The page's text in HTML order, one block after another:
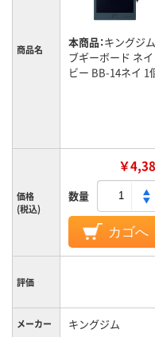
商品名 本商品：キングジム
ブギーボード ネイ
ビー BB-14ネイ 1
価格
(税込)
￥
数量
カゴへ
評価
メーカー キングジム